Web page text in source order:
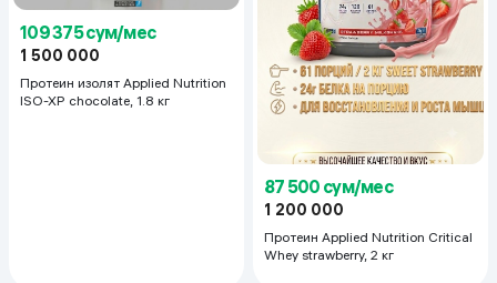
109 375 сум/мес
1 500 000
Протеин изолят Applied Nutrition
ISO-XP chocolate, 1.8 кг
87 500 сум/мес
1 200 000
Протеин Applied Nutrition Critical
Whey strawberry, 2 кг